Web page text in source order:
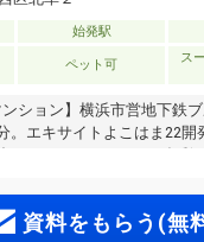
始発駅
ペット可
ス
ンション】横浜市営地下鉄
。エキサイトよこはま22開
。1LD・K～3LD・Kの多彩
実物で確かめ選べます。
資料をもらう(無